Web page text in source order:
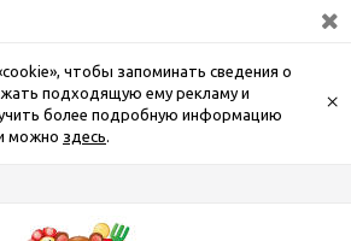
чтобы запоминать сведения о
подходящую ему рекламу и
более подробную информацию
можно здесь.
×